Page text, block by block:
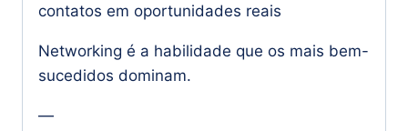
contatos em oportunidades reais
Networking é a habilidade que os mais bem-
sucedidos dominam.
—